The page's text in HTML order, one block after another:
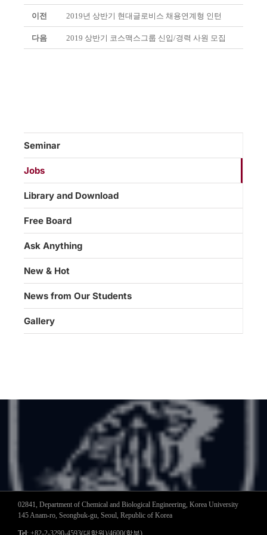
이전 2019년 상반기 현대글로비스 채용연계형 인턴
다음 2019 상반기 코스맥스그룹 신입/경력 사원 모집
Seminar
Jobs
Library and Download
Free Board
Ask Anything
New & Hot
News from Our Students
Gallery
02841, Department of Chemical and Biological Engineering, Korea University
145 Anam-ro, Seongbuk-gu, Seoul, Republic of Korea